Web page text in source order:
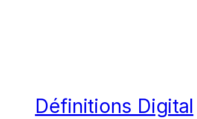
Définitions Digital